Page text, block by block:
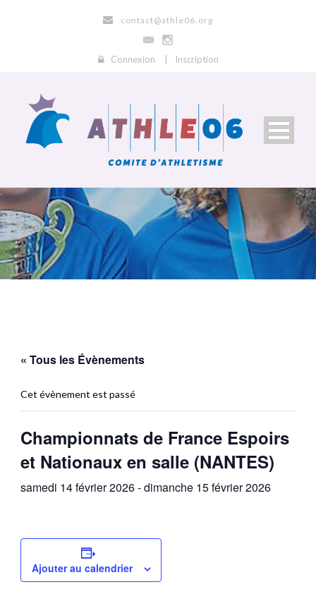
contact@athle06.org
Connexion Inscription
« Tous les Évènements
Cet évènement est passé
Championnats de France Espoirs
et Nationaux en salle (NANTES)
samedi 14 février 2026-dimanche 15 février 2026
Ajouter au calendrier